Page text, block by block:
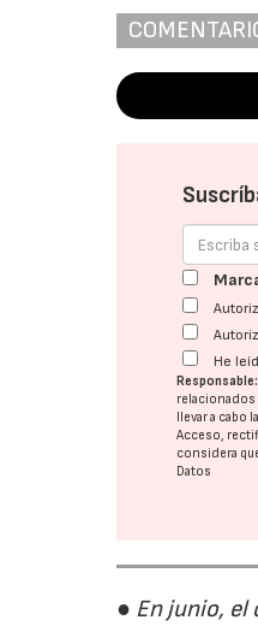
He
Responsable:
relacionados
llevar a
Acceso,
considera
Datos
● En junio, el